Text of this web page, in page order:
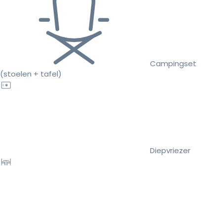
Campingset
(stoelen + tafel)
Diepvriezer